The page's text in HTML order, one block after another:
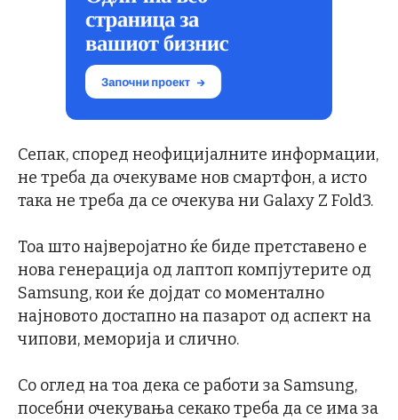
Сепак, според неофицијалните информации,
не треба да очекуваме нов смартфон, а исто
така не треба да се очекува ни Galaxy Z Fold3.
Тоа што најверојатно ќе биде претставено е
нова генерација од лаптоп компјутерите од
Samsung, кои ќе дојдат со моментално
најновото достапно на пазарот од аспект на
чипови, меморија и слично.
Со оглед на тоа дека се работи за Samsung,
посебни очекувања секако треба да се има за